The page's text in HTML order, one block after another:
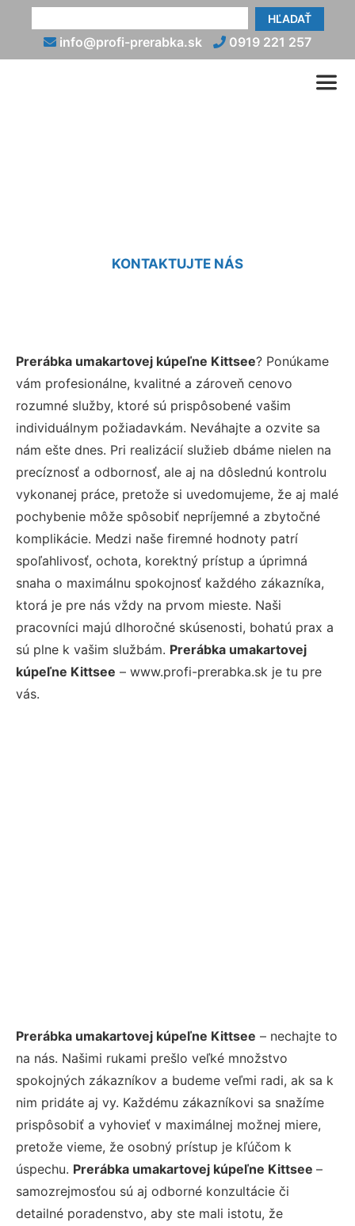
HĽADAŤ
info@profi-prerabka.sk 0919 221 257
KONTAKTUJTE NÁS
Prerábka umakartovej kúpeľne Kittsee? Ponúkame
vám profesionálne, kvalitné a zároveň cenovo
rozumné služby, ktoré sú prispôsobené vašim
individuálnym požiadavkám. Neváhajte a ozvite sa
nám ešte dnes. Pri realizácií služieb dbáme nielen na
precíznosť a odbornosť, ale aj na dôslednú kontrolu
vykonanej práce, pretože si uvedomujeme, že aj malé
pochybenie môže spôsobiť nepríjemné a zbytočné
komplikácie. Medzi naše firemné hodnoty patrí
spoľahlivosť, ochota, korektný prístup a úprimná
snaha o maximálnu spokojnosť každého zákazníka,
ktorá je pre nás vždy na prvom mieste. Naši
pracovníci majú dlhoročné skúsenosti, bohatú prax a
sú plne k vašim službám. Prerábka umakartovej
kúpeľne Kittsee – www.profi-prerabka.sk je tu pre
vás.
Prerábka umakartovej kúpeľne Kittsee – nechajte to
na nás. Našimi rukami prešlo veľké množstvo
spokojných zákazníkov a budeme veľmi radi, ak sa k
nim pridáte aj vy. Každému zákazníkovi sa snažíme
prispôsobiť a vyhovieť v maximálnej možnej miere,
pretože vieme, že osobný prístup je kľúčom k
úspechu. Prerábka umakartovej kúpeľne Kittsee –
samozrejmosťou sú aj odborné konzultácie či
detailné poradenstvo, aby ste mali istotu, že